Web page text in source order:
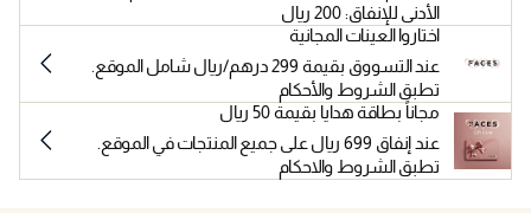
الأدنى للإنفاق: 200 ريال
اختاروا العينات المجانية
عند التسووق بقيمة 299 درهم/ريال شامل الموقع.
تطبق الشروط والأحكام
مجاناً بطاقة هدايا بقيمة 50 ريال
عند إنفاق 699 ريال على جميع المنتجات في الموقع.
تطبق الشروط والاحكام